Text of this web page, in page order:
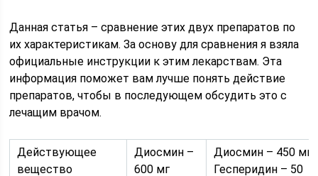
Данная статья – сравнение этих двух препаратов по
их характеристикам. За основу для сравнения я взяла
официальные инструкции к этим лекарствам. Эта
информация поможет вам лучше понять действие
препаратов, чтобы в последующем обсудить это с
лечащим врачом.
Действующее
вещество
Диосмин –
600 мг
Диосмин – 450 мг
Гесперидин – 50